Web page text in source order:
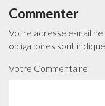
Commenter
Votre adresse e-mail ne
obligatoires sont
Votre Commentaire